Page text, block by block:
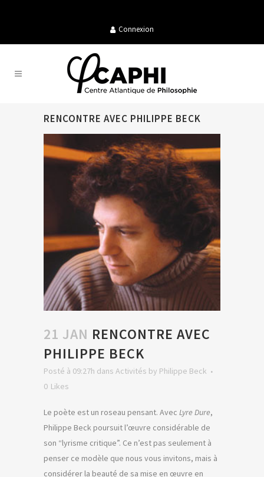
Connexion
RENCONTRE AVEC PHILIPPE BECK
21 JAN RENCONTRE AVEC
PHILIPPE BECK
Posté à 09:27h dans Activités by Philippe Beck
0 Likes
Le poète est un roseau pensant. Avec Lyre Dure,
Philippe Beck poursuit l’œuvre considérable de
son “lyrisme critique”. Ce n’est pas seulement à
penser ce modèle que nous vous invitons, mais à
considérer la beauté de sa mise en œuvre en